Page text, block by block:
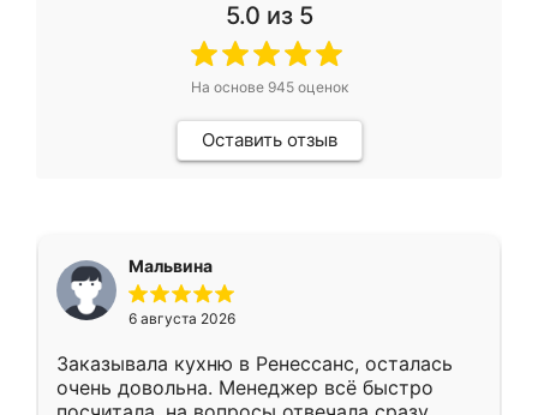
5.0 из 5
На основе 945оценок
Оставить отзыв
Мальвина
6 августа 2026
Заказывала кухню в Ренессанс, осталась
очень довольна. Менеджер всё быстро